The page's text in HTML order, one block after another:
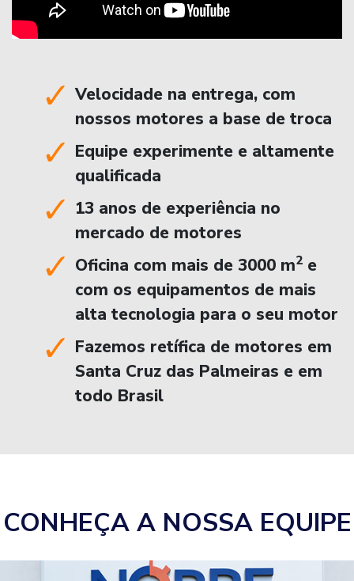
Velocidade na entrega, com
nossos motores a base de troca
Equipe experimente e altamente
qualificada
13 anos de experiência no
mercado de motores
Oficina com mais de 3000 m2 e
com os equipamentos de mais
alta tecnologia para o seu motor
Fazemos retífica de motores em
Santa Cruz das Palmeiras e em
todo Brasil
CONHEÇA A NOSSA EQUIPE